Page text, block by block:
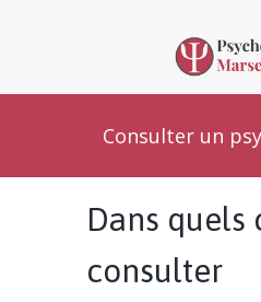
Consulter un
Dans quels
consulter